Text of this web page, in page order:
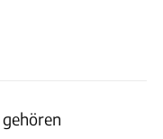
gehören